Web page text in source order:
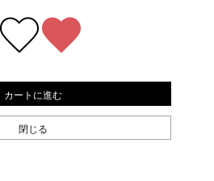
カートに進む
閉じる